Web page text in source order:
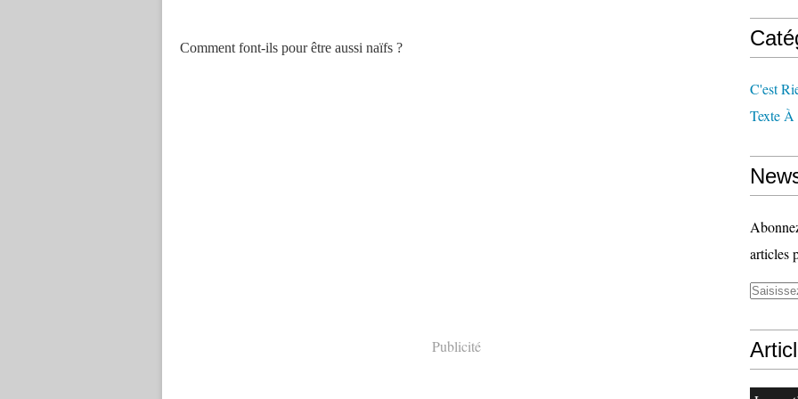
Comment font-ils pour être aussi naïfs ?
Publicité
C'est
Texte
articles